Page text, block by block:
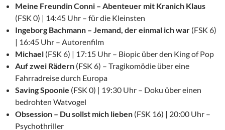
Meine Freundin Conni – Abenteuer mit Kranich Klaus
(FSK 0) | 14:45 Uhr – für die Kleinsten
Ingeborg Bachmann – Jemand, der einmal ich war (FSK 6)
| 16:45 Uhr – Autorenfilm
Michael (FSK 6) | 17:15 Uhr – Biopic über den King of Pop
Auf zwei Rädern (FSK 6) – Tragikomödie über eine
Fahrradreise durch Europa
Saving Spoonie (FSK 0) | 19:30 Uhr – Doku über einen
bedrohten Watvogel
Obsession – Du sollst mich lieben (FSK 16) | 20:00 Uhr –
Psychothriller